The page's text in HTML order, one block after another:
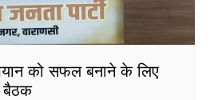
को सफल बनाने के लिए
बैठक